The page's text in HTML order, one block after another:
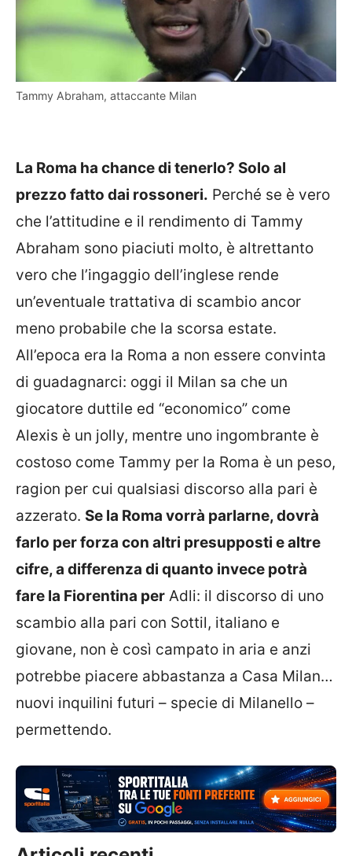
Tammy Abraham, attaccante Milan
La Roma ha chance di tenerlo? Solo al
prezzo fatto dai rossoneri. Perché se è vero
che l’attitudine e il rendimento di Tammy
Abraham sono piaciuti molto, è altrettanto
vero che l’ingaggio dell’inglese rende
un’eventuale trattativa di scambio ancor
meno probabile che la scorsa estate.
All’epoca era la Roma a non essere convinta
di guadagnarci: oggi il Milan sa che un
giocatore duttile ed “economico” come
Alexis è un jolly, mentre uno ingombrante è
costoso come Tammy per la Roma è un peso,
ragion per cui qualsiasi discorso alla pari è
azzerato. Se la Roma vorrà parlarne, dovrà
farlo per forza con altri presupposti e altre
cifre, a differenza di quanto invece potrà
fare la Fiorentina per Adli: il discorso di uno
scambio alla pari con Sottil, italiano e
giovane, non è così campato in aria e anzi
potrebbe piacere abbastanza a Casa Milan…
nuovi inquilini futuri – specie di Milanello –
permettendo.